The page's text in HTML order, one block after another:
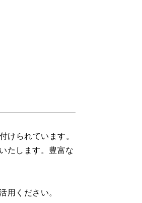
けられています。
たします。豊富な
用ください。